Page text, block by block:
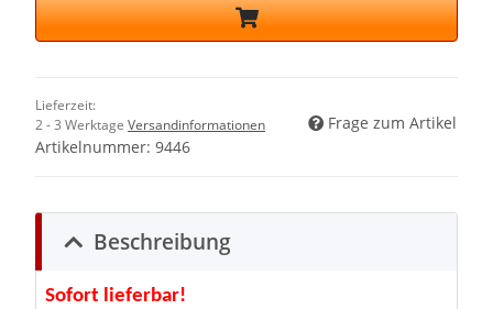
Lieferzeit:
2 - 3 Werktage Versandinformationen
Frage zum Artikel
Artikelnummer: 9446
Beschreibung
Sofort lieferbar!